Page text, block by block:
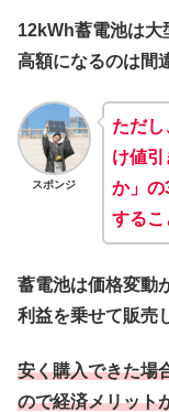
12kWh蓄電池は大
高額になるのは間
スポンジ
ただ
け値
か」の
するこ
蓄電池は価格変動
利益を乗せて販売
安く購入できた場
ので経済メリット